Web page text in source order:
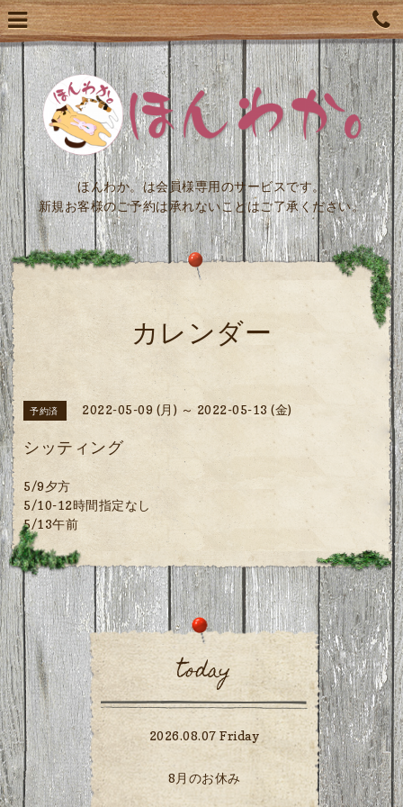
ほんわか。は会員様専用のサービスです。
新規お客様のご予約は承れないことはご了承ください。
カレンダー
予約済 2022-05-09 (月) ～ 2022-05-13 (金)
シッティング
5/9夕方
5/10-12時間指定なし
5/13午前
today
2026.08.07 Friday
8月のお休み